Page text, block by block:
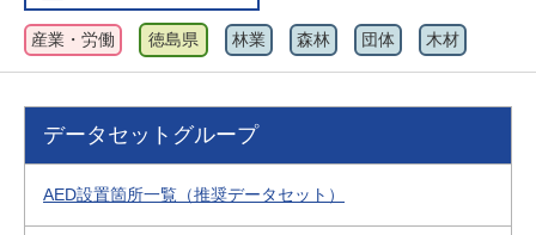
産業・労働 徳島県 林業 森林 団体 木材
データセットグループ
AED設置箇所一覧（推奨データセット）